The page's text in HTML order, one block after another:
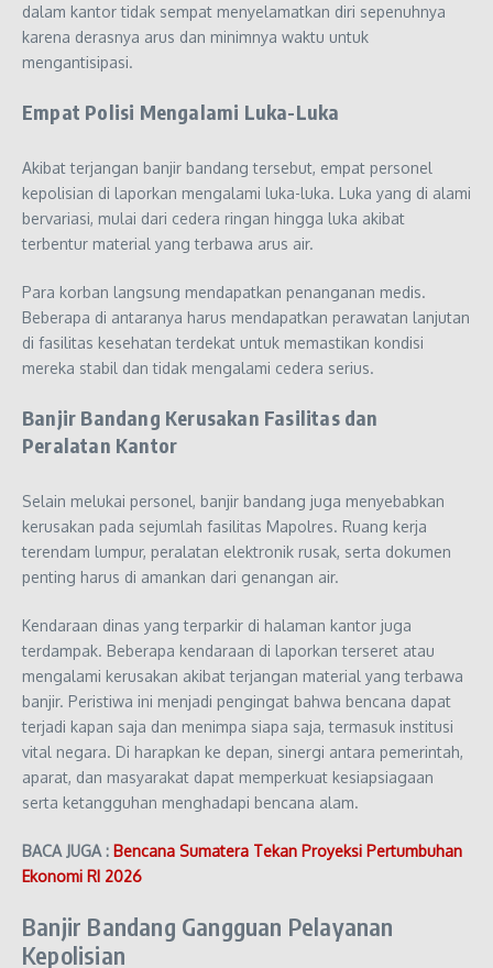
dalam kantor tidak sempat menyelamatkan diri sepenuhnya
karena derasnya arus dan minimnya waktu untuk
mengantisipasi.
Empat Polisi Mengalami Luka-Luka
Akibat terjangan banjir bandang tersebut, empat personel
kepolisian di laporkan mengalami luka-luka. Luka yang di alami
bervariasi, mulai dari cedera ringan hingga luka akibat
terbentur material yang terbawa arus air.
Para korban langsung mendapatkan penanganan medis.
Beberapa di antaranya harus mendapatkan perawatan lanjutan
di fasilitas kesehatan terdekat untuk memastikan kondisi
mereka stabil dan tidak mengalami cedera serius.
Banjir Bandang Kerusakan Fasilitas dan
Peralatan Kantor
Selain melukai personel, banjir bandang juga menyebabkan
kerusakan pada sejumlah fasilitas Mapolres. Ruang kerja
terendam lumpur, peralatan elektronik rusak, serta dokumen
penting harus di amankan dari genangan air.
Kendaraan dinas yang terparkir di halaman kantor juga
terdampak. Beberapa kendaraan di laporkan terseret atau
mengalami kerusakan akibat terjangan material yang terbawa
banjir. Peristiwa ini menjadi pengingat bahwa bencana dapat
terjadi kapan saja dan menimpa siapa saja, termasuk institusi
vital negara. Di harapkan ke depan, sinergi antara pemerintah,
aparat, dan masyarakat dapat memperkuat kesiapsiagaan
serta ketangguhan menghadapi bencana alam.
BACA JUGA : Bencana Sumatera Tekan Proyeksi Pertumbuhan
Ekonomi RI 2026
Banjir Bandang Gangguan Pelayanan
Kepolisian